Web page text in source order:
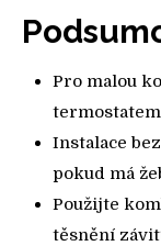
Pro malou
termostatem
Instalace
pokud má
Použijte
těsnění